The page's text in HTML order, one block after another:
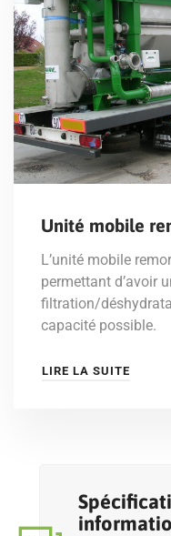
Unité mobile
L’unité mobile
permettant d’avoir
filtration/
capacité possible.
LIRE LA SUITE